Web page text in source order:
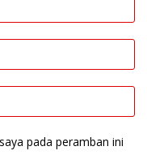
pada peramban ini